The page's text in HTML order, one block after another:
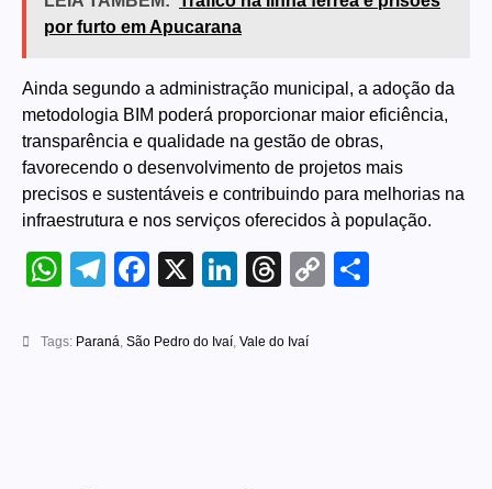
por furto em Apucarana
Ainda segundo a administração municipal, a adoção da
metodologia BIM poderá proporcionar maior eficiência,
transparência e qualidade na gestão de obras,
favorecendo o desenvolvimento de projetos mais
precisos e sustentáveis e contribuindo para melhorias na
infraestrutura e nos serviços oferecidos à população.
WhatsApp
Telegram
Facebook
X LinkedIn
Threads
Copy
Tags: Paraná São Pedro do Ivaí Vale do Ivaí